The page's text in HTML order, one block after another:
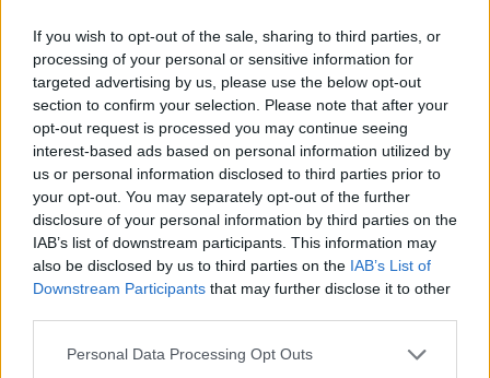
If you wish to opt-out of the sale, sharing to third parties, or
processing of your personal or sensitive information for
targeted advertising by us, please use the below opt-out
section to confirm your selection. Please note that after your
opt-out request is processed you may continue seeing
interest-based ads based on personal information utilized by
us or personal information disclosed to third parties prior to
your opt-out. You may separately opt-out of the further
disclosure of your personal information by third parties on the
IAB’s list of downstream participants. This information may
also be disclosed by us to third parties on the IAB’s List of
Downstream Participants that may further disclose it to other
Please note that this website/app uses one or more Google
Personal Data Processing Opt Outs